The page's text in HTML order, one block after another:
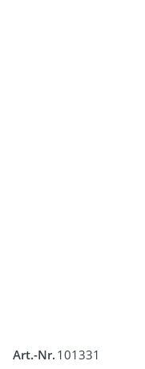
Art.-Nr. 101331